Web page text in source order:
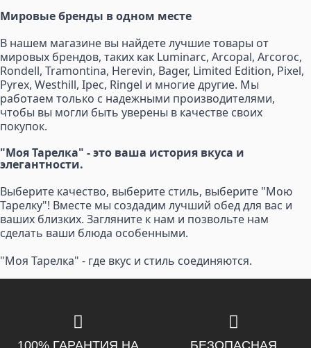
Мировые бренды в одном месте
В нашем магазине вы найдете лучшие товары от
мировых брендов, таких как Luminarc, Arcopal, Arcoroc,
Rondell, Tramontina, Herevin, Bager, Limited Edition, Pixel,
Pyrex, Westhill, Ipec, Ringel и многие другие. Мы
работаем только с надежными производителями,
чтобы вы могли быть уверены в качестве своих
покупок.
"Моя Тарелка" - это ваша история вкуса и
элегантности.
Выберите качество, выберите стиль, выберите "Мою
Тарелку"! Вместе мы создадим лучший обед для вас и
ваших близких. Загляните к нам и позвольте нам
сделать ваши блюда особенными.
"Моя Тарелка" - где вкус и стиль соединяются.